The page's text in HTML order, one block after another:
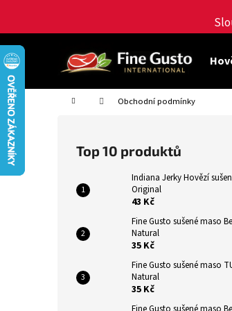
obsah
Domů Obchodní podmínky
Top 10 produktů
Indiana Jerky Hovězí
Original
43 Kč
Fine Gusto sušené maso
Natural
35 Kč
Fine Gusto sušené maso
Natural
35 Kč
š
í
k
Zpět
obchodu
Zpět
obchodu